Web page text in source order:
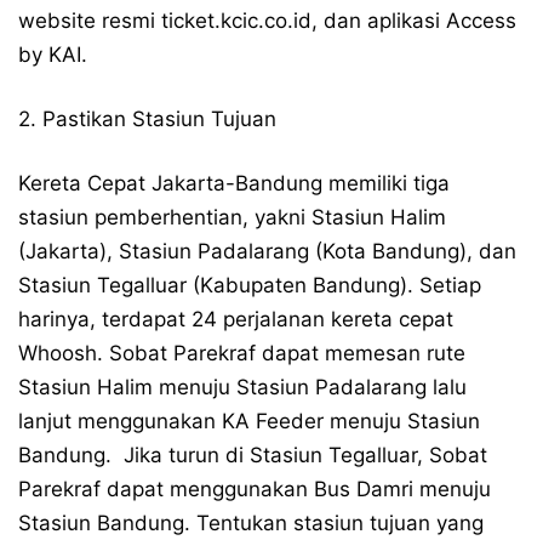
website resmi ticket.kcic.co.id, dan aplikasi Access
by KAI.
2. Pastikan Stasiun Tujuan
Kereta Cepat Jakarta-Bandung memiliki tiga
stasiun pemberhentian, yakni Stasiun Halim
(Jakarta), Stasiun Padalarang (Kota Bandung), dan
Stasiun Tegalluar (Kabupaten Bandung). Setiap
harinya, terdapat 24 perjalanan kereta cepat
Whoosh. Sobat Parekraf dapat memesan rute
Stasiun Halim menuju Stasiun Padalarang lalu
lanjut menggunakan KA Feeder menuju Stasiun
Bandung. Jika turun di Stasiun Tegalluar, Sobat
Parekraf dapat menggunakan Bus Damri menuju
Stasiun Bandung. Tentukan stasiun tujuan yang